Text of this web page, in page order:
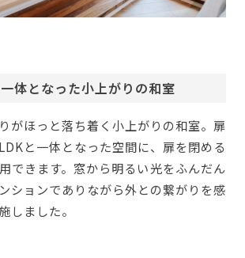
体となった小上がりの和室
がほっと落ち着く小上がりの和室。扉
と一体となった空間に、扉を閉める
できます。窓から明るい光をふんだん
ションでありながら外との繋がりを感
しました。